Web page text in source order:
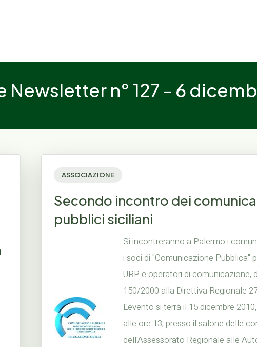
n° 127 - 6
ASSOCIAZIONE
Secondo incontro dei
pubblici siciliani
Si incontreranno a Palermo i
i soci di "Comunicazione Pubblica"
URP e operatori di comunicazione,
150/2000 alla Direttiva Regionale
L'evento si terrà il 15 dicembre
alle ore 13, presso il salone delle
dell'Assessorato Regionale alle